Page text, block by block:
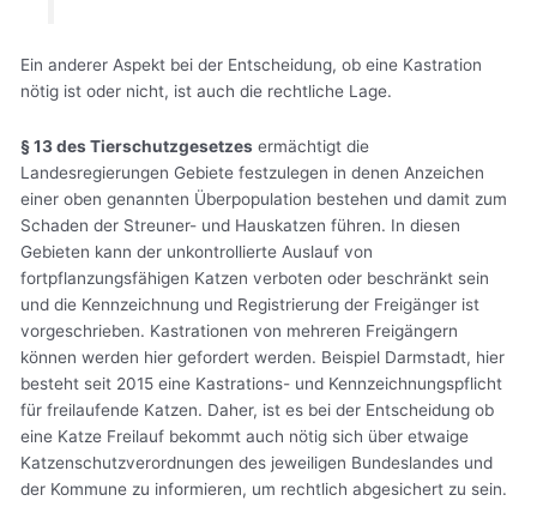
Ein anderer Aspekt bei der Entscheidung, ob eine Kastration
nötig ist oder nicht, ist auch die rechtliche Lage.
§ 13 des Tierschutzgesetzes ermächtigt die
Landesregierungen Gebiete festzulegen in denen Anzeichen
einer oben genannten Überpopulation bestehen und damit zum
Schaden der Streuner- und Hauskatzen führen. In diesen
Gebieten kann der unkontrollierte Auslauf von
fortpflanzungsfähigen Katzen verboten oder beschränkt sein
und die Kennzeichnung und Registrierung der Freigänger ist
vorgeschrieben. Kastrationen von mehreren Freigängern
können werden hier gefordert werden. Beispiel Darmstadt, hier
besteht seit 2015 eine Kastrations- und Kennzeichnungspflicht
für freilaufende Katzen. Daher, ist es bei der Entscheidung ob
eine Katze Freilauf bekommt auch nötig sich über etwaige
Katzenschutzverordnungen des jeweiligen Bundeslandes und
der Kommune zu informieren, um rechtlich abgesichert zu sein.